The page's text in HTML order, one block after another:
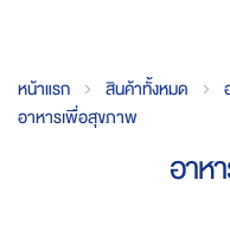
หน้าแรก สินค้าทั้งหมด
อาหารเพื่อสุขภาพ
อาห